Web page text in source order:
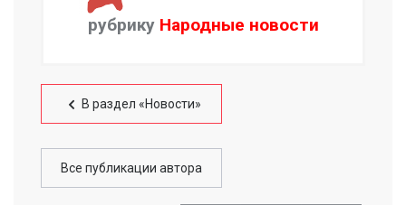
рубрику Народные новости
В раздел «Новости»
Все публикации автора